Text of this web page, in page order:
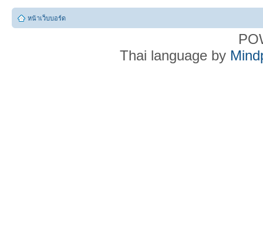
หน้าเว็บบอร์ด
Thai language by